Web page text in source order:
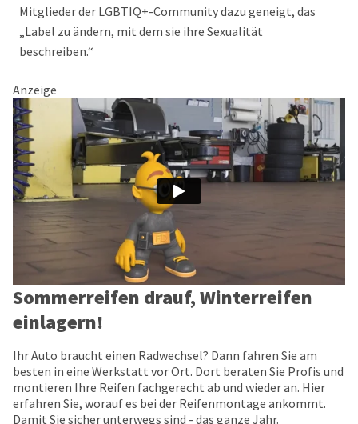
Mitglieder der LGBTIQ+-Community dazu geneigt, das
„Label zu ändern, mit dem sie ihre Sexualität
beschreiben.“
Anzeige
Sommerreifen drauf, Winterreifen
einlagern!
Ihr Auto braucht einen Radwechsel? Dann fahren Sie am
besten in eine Werkstatt vor Ort. Dort beraten Sie Profis und
montieren Ihre Reifen fachgerecht ab und wieder an. Hier
erfahren Sie, worauf es bei der Reifenmontage ankommt.
Damit Sie sicher unterwegs sind - das ganze Jahr.